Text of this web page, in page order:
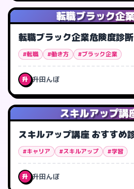
転職ブラック企
転職ブラック企業危険度診断
#転職 #働き方 #ブラック企業
升 升田んぼ
スキルアップ講
スキルアップ講座 おすすめ
#キャリア #スキルアップ #学習
升 升田んぼ